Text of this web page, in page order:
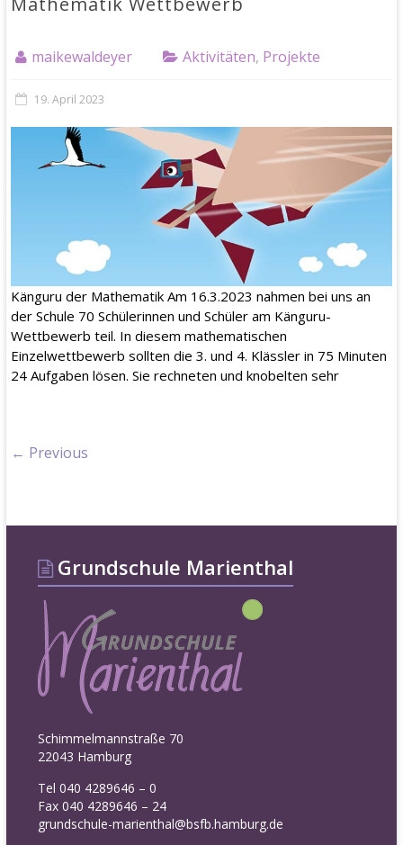
maikewaldeyer Aktivitäten, Projekte
19. April 2023
Känguru der Mathematik Am 16.3.2023 nahmen bei uns an
der Schule 70 Schülerinnen und Schüler am Känguru-
Wettbewerb teil. In diesem mathematischen
Einzelwettbewerb sollten die 3. und 4. Klässler in 75 Minuten
24 Aufgaben lösen. Sie rechneten und knobelten sehr
← Previous
Grundschule Marienthal
Schimmelmannstraße 70
22043 Hamburg
Tel 040 4289646 – 0
Fax 040 4289646 – 24
grundschule-marienthal@bsfb.hamburg.de